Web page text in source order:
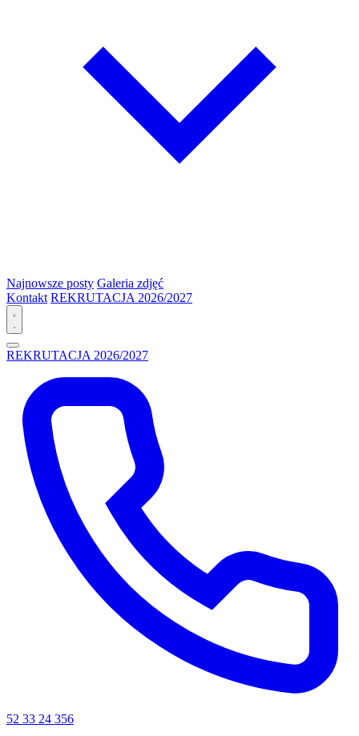
Najnowsze posty Galeria zdjęć
Kontakt REKRUTACJA 2026/2027
REKRUTACJA 2026/2027
52 33 24 356